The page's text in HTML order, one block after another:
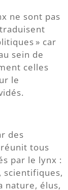
ne sont pas
» car
sein de
celles
le
des
tous
par le lynx :
scientifiques,
nature, élus,